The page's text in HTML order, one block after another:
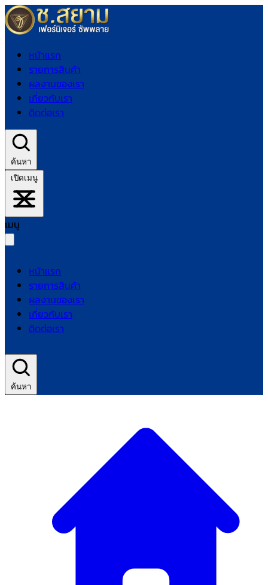
หน้าแรก
รายการสินค้า
ผลงานของเรา
เกี่ยวกับเรา
ติดต่อเรา
ค้นหา
เปิดเมนู
เมนู
หน้าแรก
รายการสินค้า
ผลงานของเรา
เกี่ยวกับเรา
ติดต่อเรา
ค้นหา